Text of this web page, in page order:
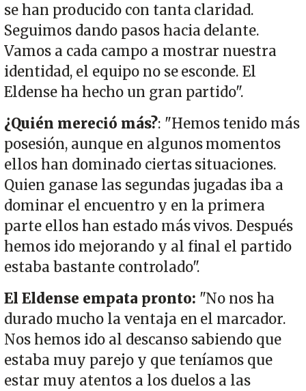
se han producido con tanta claridad.
Seguimos dando pasos hacia delante.
Vamos a cada campo a mostrar nuestra
identidad, el equipo no se esconde. El
Eldense ha hecho un gran partido".
¿Quién mereció más?: "Hemos tenido más
posesión, aunque en algunos momentos
ellos han dominado ciertas situaciones.
Quien ganase las segundas jugadas iba a
dominar el encuentro y en la primera
parte ellos han estado más vivos. Después
hemos ido mejorando y al final el partido
estaba bastante controlado".
El Eldense empata pronto: "No nos ha
durado mucho la ventaja en el marcador.
Nos hemos ido al descanso sabiendo que
estaba muy parejo y que teníamos que
estar muy atentos a los duelos a las